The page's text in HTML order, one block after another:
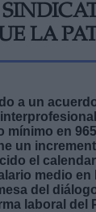
LA
a un
mínimo en
un
el
medio
del
laboral del